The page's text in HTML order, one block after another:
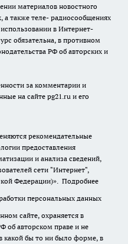
материалов новостного
а также теле- радиосообщениях
в Интернет-
обязательна, в противном
РФ об авторских и
за комментарии и
на сайте pg21.ru и его
рекомендательные
предоставления
и анализа сведений,
сети "Интернет",
Федерации)». Подробнее
персональных данных
сайте, охраняется в
об авторском праве и не
какой бы то ни было форме, в